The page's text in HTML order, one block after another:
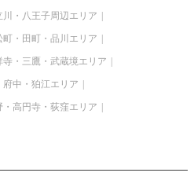
川・八王子周辺エリア
町・田町・品川エリア
寺・三鷹・武蔵境エリア
府中・狛江エリア
・高円寺・荻窪エリア